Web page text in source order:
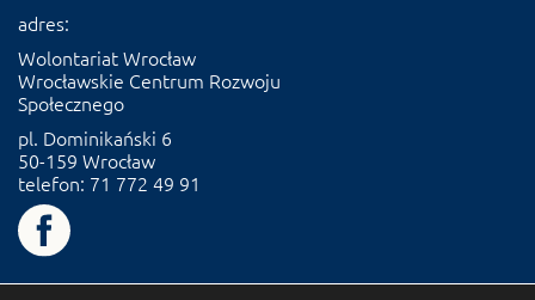
adres:
Wolontariat Wrocław
Wrocławskie Centrum Rozwoju
Społecznego
pl. Dominikański 6
50-159 Wrocław
telefon: 71 772 49 91